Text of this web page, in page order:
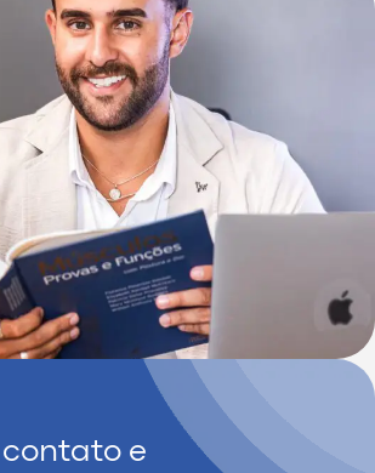
contato e